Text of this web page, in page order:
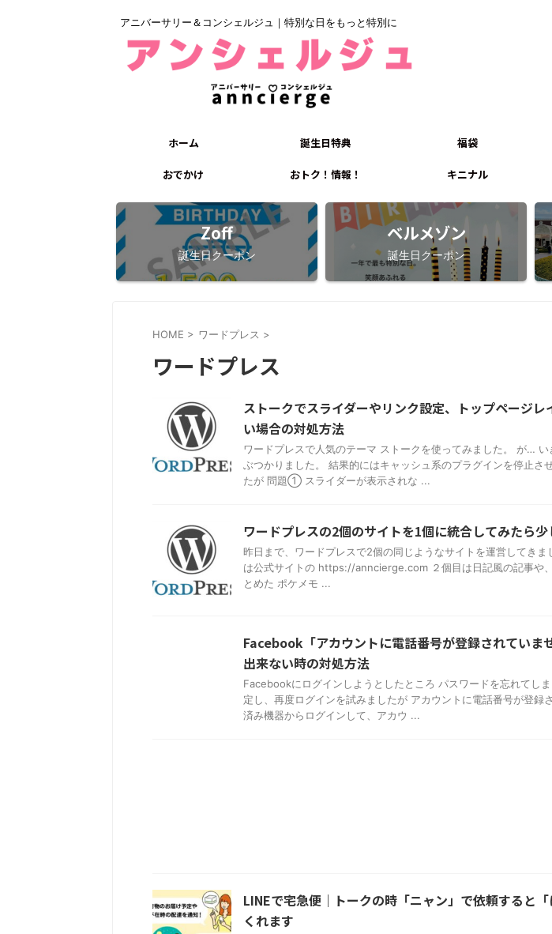
アニバーサリー＆コンシェルジュ｜特別な日をもっと特別に
ホーム 誕生日特典 福袋
おでかけ おトク！情報！ キニナル
Zoff
誕生日クーポン
ベルメゾン
誕生日クーポン
HOME > ワードプレス >
ワードプレス
ストークでスライダーやリンク設定、トップページレ
い場合の対処方法
ワードプレスで人気のテーマ ストークを使ってみました。 が… い
ぶつかりました。 結果的にはキャッシュ系のプラグインを停止さ
たが 問題① スライダーが表示されな ...
ワードプレスの2個のサイトを1個に統合してみたら
昨日まで、ワードプレスで2個の同じようなサイトを運営してきま
は公式サイトの https://anncierge.com ２個目は日記風の記事や
とめた ポケメモ ...
Facebook「アカウントに電話番号が登録されていま
出来ない時の対処方法
Facebookにログインしようとしたところ パスワードを忘れてし
定し、再度ログインを試みましたが アカウントに電話番号が登録
済み機器からログインして、アカウ ...
LINEで宅急便｜トークの時「ニャン」で依頼すると
くれます